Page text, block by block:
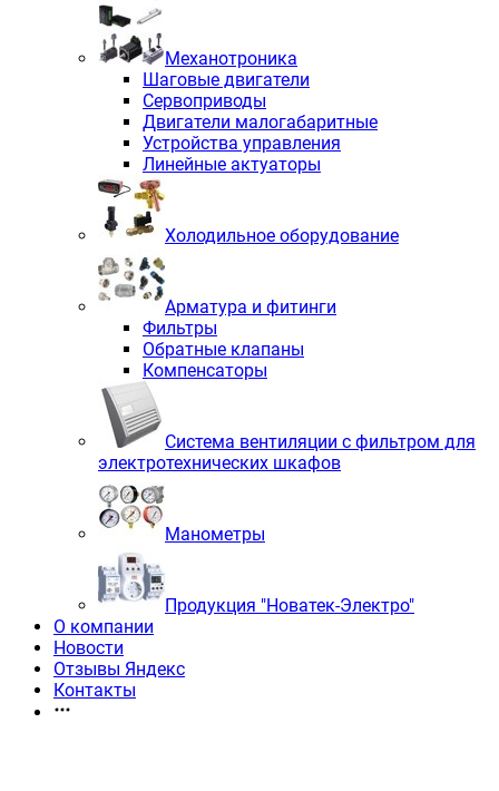
Механотроника
Шаговые двигатели
Сервоприводы
Двигатели малогабаритные
Устройства управления
Линейные актуаторы
Холодильное оборудование
Арматура и фитинги
Фильтры
Обратные клапаны
Компенсаторы
Система вентиляции с фильтром для
электротехнических шкафов
Манометры
Продукция "Новатек-Электро"
О компании
Новости
Отзывы Яндекс
Контакты